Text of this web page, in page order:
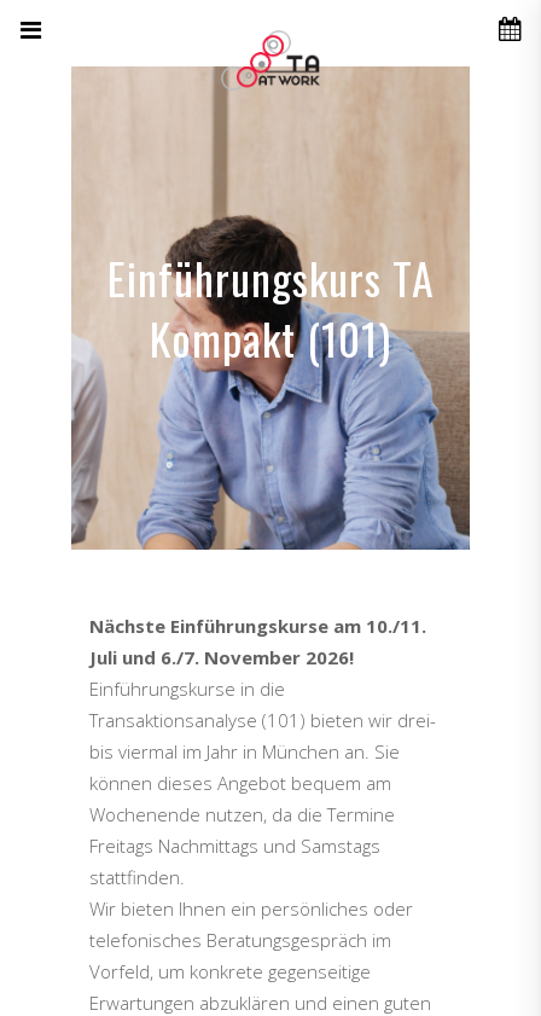
Einführungskurs TA
Kompakt (101)
Nächste Einführungskurse am 10./11.
Juli und 6./7. November 2026!
Einführungskurse in die
Transaktionsanalyse (101) bieten wir drei-
bis viermal im Jahr in München an. Sie
können dieses Angebot bequem am
Wochenende nutzen, da die Termine
Freitags Nachmittags und Samstags
stattfinden.
Wir bieten Ihnen ein persönliches oder
telefonisches Beratungsgespräch im
Vorfeld, um konkrete gegenseitige
Erwartungen abzuklären und einen guten